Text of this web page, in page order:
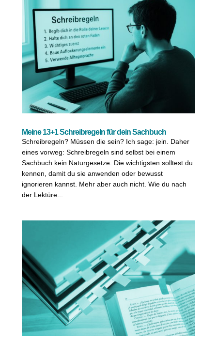
Meine 13+1 Schreibregeln für dein Sachbuch
Schreibregeln? Müssen die sein? Ich sage: jein. Daher
eines vorweg: Schreibregeln sind selbst bei einem
Sachbuch kein Naturgesetze. Die wichtigsten solltest du
kennen, damit du sie anwenden oder bewusst
ignorieren kannst. Mehr aber auch nicht. Wie du nach
der Lektüre...